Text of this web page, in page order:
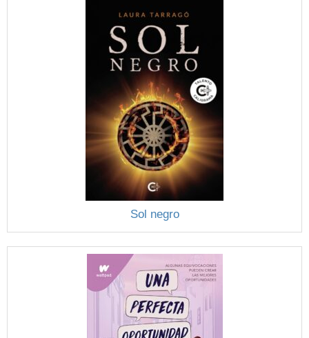
Sol negro